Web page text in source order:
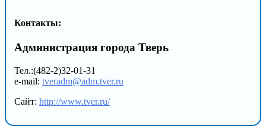
Контакты:
Администрация города Тверь
Тел.:(482-2)32-01-31
e-mail: tveradm@adm.tver.ru
Сайт: http://www.tver.ru/